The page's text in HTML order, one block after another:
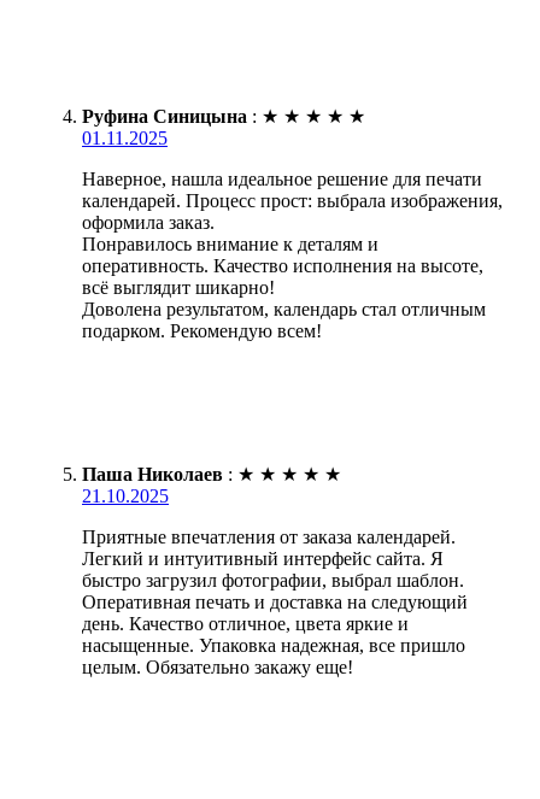
Руфина Синицына : ★ ★ ★ ★ ★
01.11.2025
Наверное, нашла идеальное решение для печати
календарей. Процесс прост: выбрала изображения,
оформила заказ.
Понравилось внимание к деталям и
оперативность. Качество исполнения на высоте,
всё выглядит шикарно!
Доволена результатом, календарь стал отличным
подарком. Рекомендую всем!
Паша Николаев : ★ ★ ★ ★ ★
21.10.2025
Приятные впечатления от заказа календарей.
Легкий и интуитивный интерфейс сайта. Я
быстро загрузил фотографии, выбрал шаблон.
Оперативная печать и доставка на следующий
день. Качество отличное, цвета яркие и
насыщенные. Упаковка надежная, все пришло
целым. Обязательно закажу еще!